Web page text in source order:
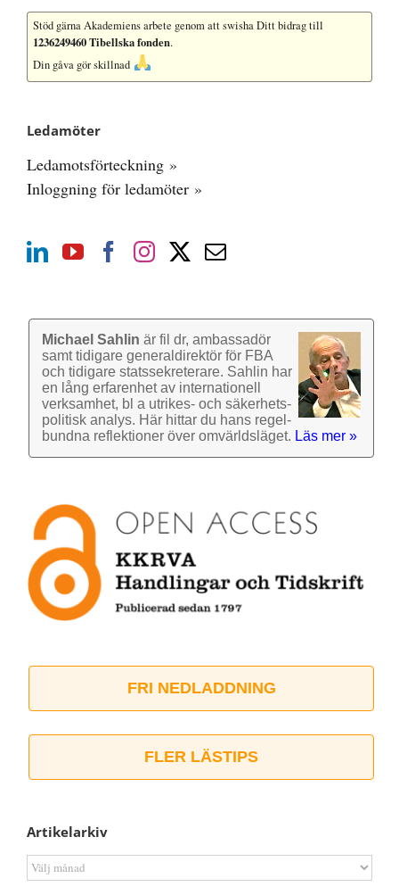
Stöd gärna Akademiens arbete genom att swisha Ditt bidrag till
1236249460 Tibellska fonden.
Din gåva gör skillnad
Ledamöter
Ledamotsförteckning »
Inloggning för ledamöter »
Michael Sahlin är fil dr, ambassadör
samt tidigare general­direktör för FBA
och tidigare stats­sekre­terare. Sahlin har
en lång erfarenhet av inter­nationell
verk­samhet, bl a utrikes- och säkerhets­
politisk analys. Här hittar du hans regel­
bundna reflek­tioner över omvärlds­läget. Läs mer »
FRI NEDLADDNING
FLER LÄSTIPS
Artikelarkiv
Artikelarkiv